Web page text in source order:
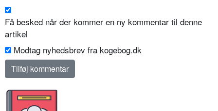
Få besked når der kommer en ny kommentar til denne
artikel
Modtag nyhedsbrev fra kogebog.dk